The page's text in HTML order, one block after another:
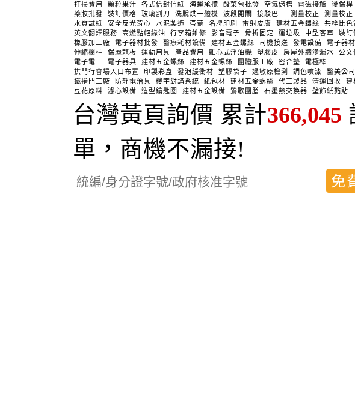
打掃費用
顆粒果汁 各式信封信紙 海運承攬 酸菜包批發 空氣儲槽 電磁接觸 後保桿
藥妝批發
裝訂價格 玻璃割刀 洗脫烘一體機 波段開關 接駁巴士 測量校正 測量校正
水質試紙
安全反光背心 水泥製造 帶蓋 名牌印刷 雷射皮膚 建材五金螺絲
共栓比色
英文翻譯服務
高燃點絕緣油 行李箱維修 影音電子 骨折固定 運垃圾 中型客車
裝訂
橡膠加工廠
電子器材批發 醫療耗材設備 建材五金螺絲 司機接送 發電設備
電子器
伸縮欄柱
保麗龍板 運動用具 產品費用 離心式淨油機 塑膠皮 房屋外牆滲漏水
公文
電子電工
電子器具 建材五金螺絲 建材五金螺絲 團體服工廠 密合墊
電極棒
拱門行會場入口布置
印製彩盒 發泡緩衝材 塑膠袋子 過敏原檢測 調色噴漆
醫美公司
鐵捲門工廠
防靜電治具 樓宇對講系統 紙包材 建材五金螺絲 代工製品 清運回收
建
豆花原料
濾心設備 造型鑰匙圈 建材五金設備 鶯歌團膳 石墨熱交換器 壁飾紙黏貼
台灣黃頁詢價 累計366,045
單，商機不漏接!
免